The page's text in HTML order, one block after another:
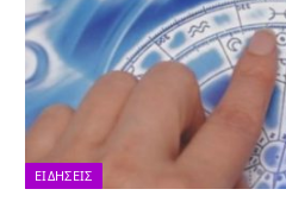
ΕΙΔΉΣΕΙΣ